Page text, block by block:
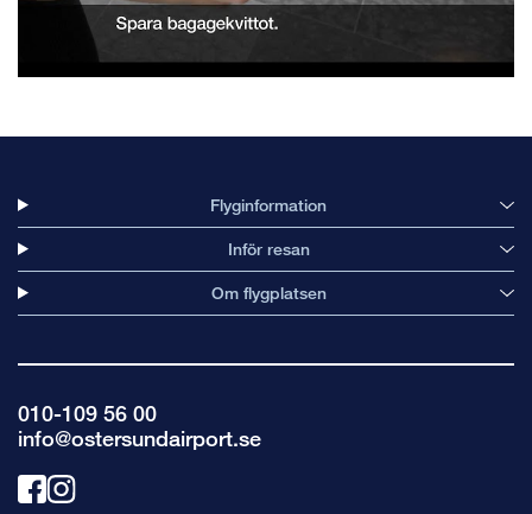
Flyginformation
Inför resan
Om flygplatsen
010-109 56 00
info@ostersundairport.se
LänkLänk